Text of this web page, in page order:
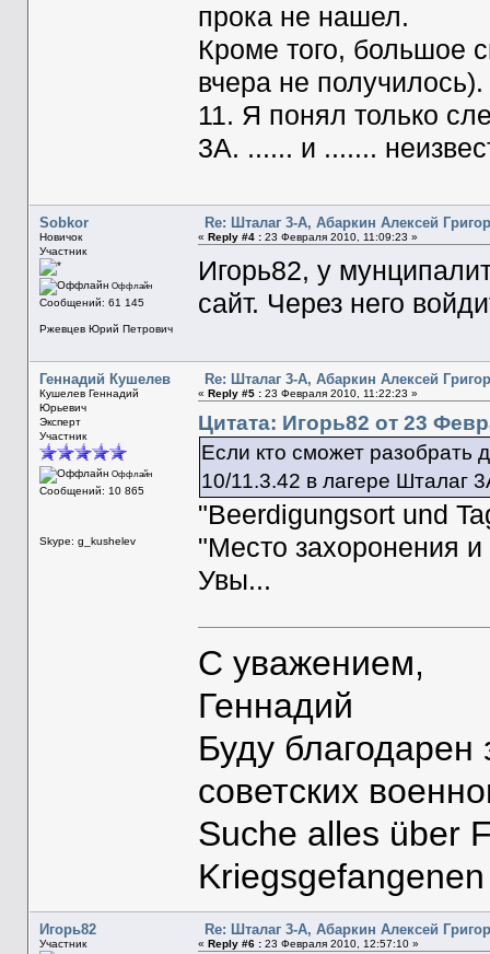
прока не нашел.
Кроме того, большое
вчера не
11. Я понял только
3А. ...... и .......
Sobkor
Новичок
Участник
Оффлайн
Сообщений: 61 145
Ржевцев Юрий Петрович
Re: Шталаг 3-А, Абаркин Алексей
« Reply #4 :23 Февраля 2010, 11:09:23 »
Игорь82, у
сайт. Через него
Геннадий Кушелев
Кушелев Геннадий
Юрьевич
Эксперт
Участник
Оффлайн
Сообщений: 10 865
Skype: g_kushelev
Re: Шталаг 3-А, Абаркин Алексей
« Reply #5 :23 Февраля 2010, 11:22:23 »
Цитата: Игорь82 от 23
Если кто сможет разобрать
10/11.3.42 в лагере Шталаг
"Beerdigungsort und
"Место захоронения
Увы...
С уважением,
Геннадий
Буду
советских
Suche alles über
Kriegsgefangenen
Игорь82
Участник
Re: Шталаг 3-А, Абаркин Алексей
« Reply #6 :23 Февраля 2010, 12:57:10 »